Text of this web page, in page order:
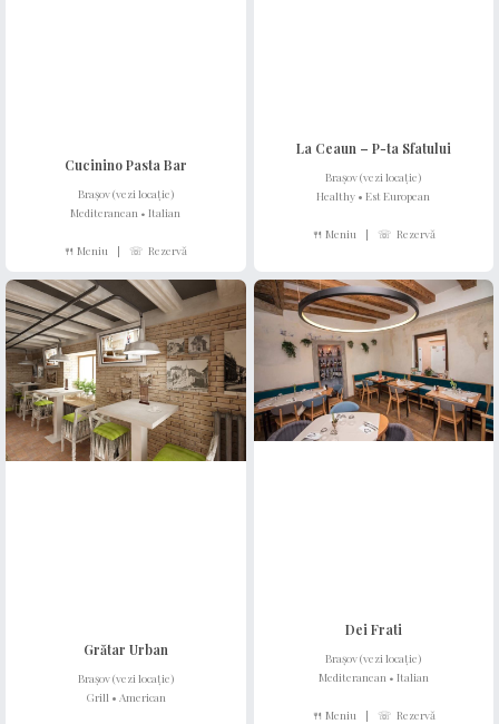
Cucinino Pasta Bar
Brașov (vezi locație)
Mediteranean • Italian
🍴 Meniu | ☏ Rezervă
La Ceaun – P-ta Sfatului
Brașov (vezi locație)
Healthy •Est European
🍴 Meniu | ☏ Rezervă
Grătar Urban
Brașov (vezi locație)
Grill • American
Dei Frati
Brașov (vezi locație)
Mediteranean • Italian
🍴 Meniu| ☏ Rezervă